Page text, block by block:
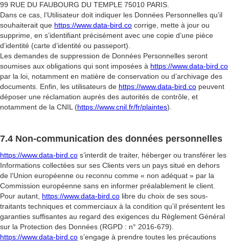
99 RUE DU FAUBOURG DU TEMPLE 75010 PARIS.
Dans ce cas, l’Utilisateur doit indiquer les Données Personnelles qu’il
souhaiterait que https://www.data-bird.co corrige, mette à jour ou
supprime, en s’identifiant précisément avec une copie d’une pièce
d’identité (carte d’identité ou passeport).
Les demandes de suppression de Données Personnelles seront
soumises aux obligations qui sont imposées à https://www.data-bird.co
par la loi, notamment en matière de conservation ou d’archivage des
documents. Enfin, les utilisateurs de https://www.data-bird.co peuvent
déposer une réclamation auprès des autorités de contrôle, et
notamment de la CNIL (https://www.cnil.fr/fr/plaintes).
7.4 Non-communication des données personnelles
https://www.data-bird.co s’interdit de traiter, héberger ou transférer les
Informations collectées sur ses Clients vers un pays situé en dehors
de l’Union européenne ou reconnu comme « non adéquat » par la
Commission européenne sans en informer préalablement le client.
Pour autant, https://www.data-bird.co libre du choix de ses sous-
traitants techniques et commerciaux à la condition qu’il présentent les
garanties suffisantes au regard des exigences du Règlement Général
sur la Protection des Données (RGPD : n° 2016-679).
https://www.data-bird.co s’engage à prendre toutes les précautions